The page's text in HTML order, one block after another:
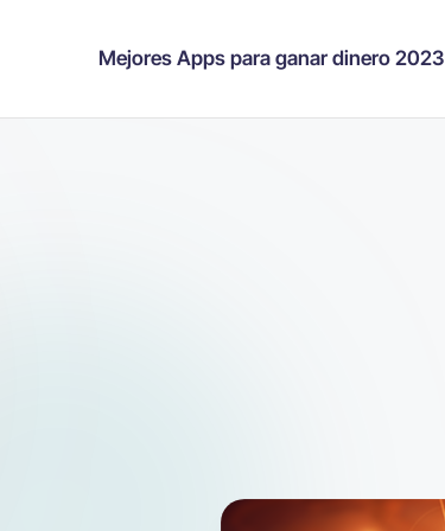
Mejores Apps para ganar dinero 2023